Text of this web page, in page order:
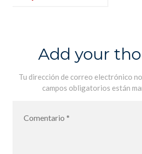
réaliser un
atelier d´arts
sur le
Add your
Tu dirección de correo electrónico
campos obligatorios están